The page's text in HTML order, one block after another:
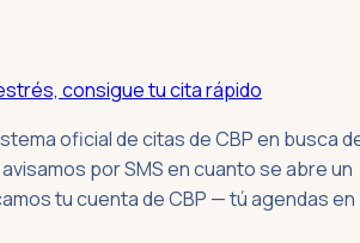
consigue tu cita rápido
oficial de citas de CBP en busca
por SMS en cuanto se abre un
tu cuenta de CBP — tú agendas en